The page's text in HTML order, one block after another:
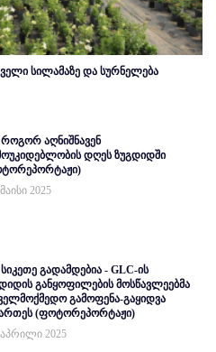
სილამაზე და სურნელება
როგორ აღნიშნავენ
დღეს ზუგდიდში
2025
სიკეთე გადამდებია - GLC-ის
განყოფილების მოსწავლეებმა
გამოფენა-გაყიდვა
(ფოტორეპორტაჟი)
აპრილი 2025